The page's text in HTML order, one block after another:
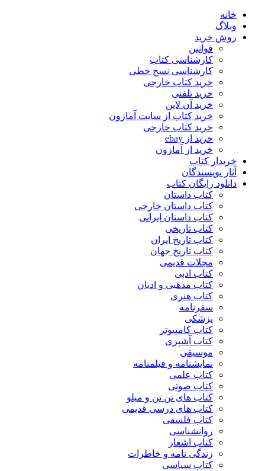
خانه
وبلاگ
روش خرید
قوانین
کارشناسی کتاب
کارشناسی نسخ خطی
خرید کتاب خارجی
خرید تلفنی
خرید آن لاین
خرید کتاب از سایت آمازون
خرید کتاب خارجی
خرید از ebay
خرید از آمازون
خریدار کتاب
آثار نویسندگان
دانلود رایگان کتاب
کتاب داستان
کتاب داستان خارجی
کتاب داستان ایرانی
کتاب تاریخی
کتاب تاریخ ایران
کتاب تاریخ جهان
مجلات قدیمی
کتاب ادبی
کتاب مذهبی و ادیان
کتاب هنری
سفرنامه
پزشکی
کتاب کامپیوتر
کتاب آشپزی
موسیقی
نمایشنامه و فیلمنامه
کتاب علمی
کتاب صوتی
کتاب های تن تن و میلو
کتاب های درسی قدیمی
کتاب فلسفی
روانشناسی
کتاب اشعار
زندگی نامه و خاطرات
کتاب سیاسی